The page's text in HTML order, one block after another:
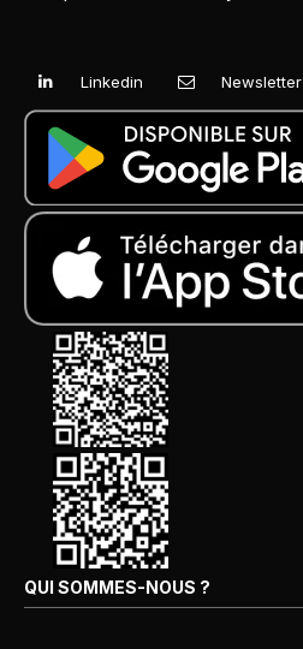
Linkedin Newsletter
QUI SOMMES-NOUS ?